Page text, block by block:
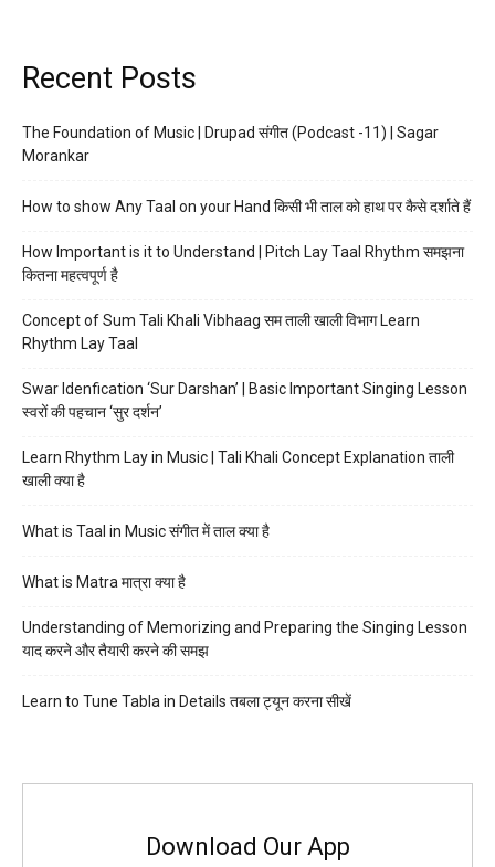
Recent Posts
The Foundation of Music | Drupad संगीत (Podcast -11) | Sagar
Morankar
How to show Any Taal on your Hand किसी भी ताल को हाथ पर कैसे दर्शाते हैं
How Important is it to Understand | Pitch Lay Taal Rhythm समझना
कितना महत्वपूर्ण है
Concept of Sum Tali Khali Vibhaag सम ताली खाली विभाग Learn
Rhythm Lay Taal
Swar Idenfication ‘Sur Darshan’ | Basic Important Singing Lesson
स्वरों की पहचान ‘सुर दर्शन’
Learn Rhythm Lay in Music | Tali Khali Concept Explanation ताली
खाली क्या है
What is Taal in Music संगीत में ताल क्या है
What is Matra मात्रा क्या है
Understanding of Memorizing and Preparing the Singing Lesson
याद करने और तैयारी करने की समझ
Learn to Tune Tabla in Details तबला ट्यून करना सीखें
Download Our App